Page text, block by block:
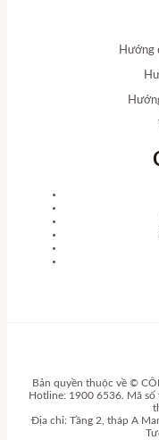
Hướng
Bản quyền thuộc về ©
Hotline: 1900 6536. Mã
Địa chỉ: Tầng 2, tháp A